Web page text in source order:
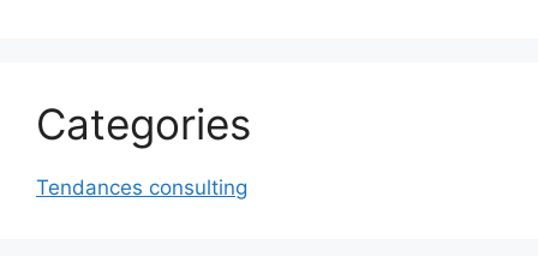
Categories
Tendances consulting